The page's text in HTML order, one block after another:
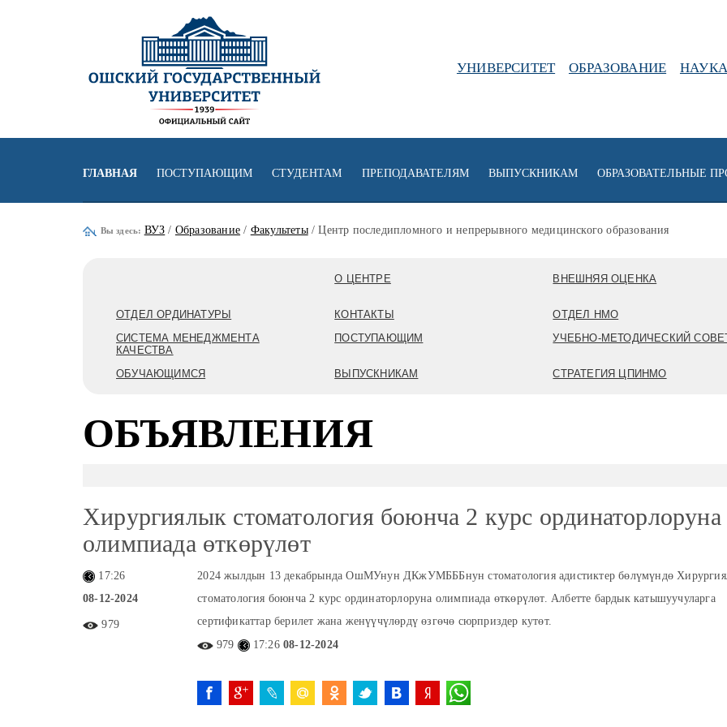
УНИВЕРСИТЕТ ОБРАЗОВАНИЕ НАУКА
ГЛАВНАЯ ПОСТУПАЮЩИМ СТУДЕНТАМ ПРЕПОДАВАТЕЛЯМ ВЫПУСКНИКАМ ОБРАЗОВАТЕЛЬНЫЕ
Вы здесь: ВУЗ / Образование / Факультеты/ Центр последипломного и непрерывного медицинского образования
О ЦЕНТРЕ ВНЕШНЯЯ ОЦЕНКА
ОТДЕЛ ОРДИНАТУРЫ КОНТАКТЫ
ОТДЕЛ НМО
СИСТЕМА МЕНЕДЖМЕНТА
КАЧЕСТВА
ПОСТУПАЮЩИМ УЧЕБНО-МЕТОДИЧЕСКИЙ
ОБУЧАЮЩИМСЯ ВЫПУСКНИКАМ СТРАТЕГИЯ ЦПИНМО
ОБЪЯВЛЕНИЯ
Хирургиялык стоматология боюнча 2 курс ординаторлоруна
олимпиада өткөрүлөт
17:26
08-12-2024
979
2024 жылдын 13 декабрында ОшМУнун ДКжУМБББнун стоматология адистиктер бөлүмүндө
стоматология боюнча 2 курс ординаторлоруна олимпиада өткөрүлөт. Албетте бардык катышуучуларга
сертификаттар берилет жана женүүчүлөрдү өзгөчө сюрприздер кутөт.
979
17:2608-12-2024